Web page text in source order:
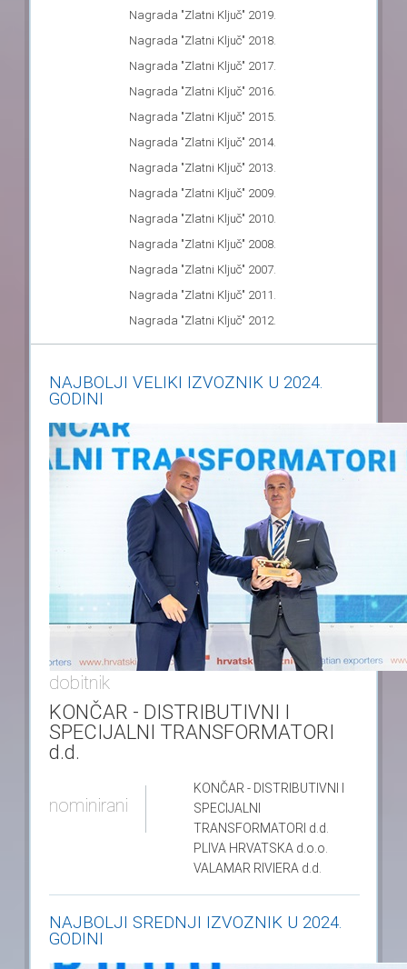
Nagrada "Zlatni Ključ" 2019.
Nagrada "Zlatni Ključ" 2018.
Nagrada "Zlatni Ključ" 2017.
Nagrada "Zlatni Ključ" 2016.
Nagrada "Zlatni Ključ" 2015.
Nagrada "Zlatni Ključ" 2014.
Nagrada "Zlatni Ključ" 2013.
Nagrada "Zlatni Ključ" 2009.
Nagrada "Zlatni Ključ" 2010.
Nagrada "Zlatni Ključ" 2008.
Nagrada "Zlatni Ključ" 2007.
Nagrada "Zlatni Ključ" 2011.
Nagrada "Zlatni Ključ" 2012.
NAJBOLJI VELIKI IZVOZNIK U 2024.
GODINI
dobitnik
KONČAR - DISTRIBUTIVNI I
SPECIJALNI TRANSFORMATORI
d.d.
nominirani
KONČAR - DISTRIBUTIVNI I
SPECIJALNI
TRANSFORMATORI d.d.
PLIVA HRVATSKA d.o.o.
VALAMAR RIVIERA d.d.
NAJBOLJI SREDNJI IZVOZNIK U 2024.
GODINI